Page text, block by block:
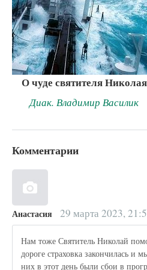
О чуде святителя Николая
Диак. Владимир Василик
Комментарии
Анастасия 29 марта 2023,
Нам тоже Святитель Николай
дороге страховка закончилась и
них в этот день были сбои в